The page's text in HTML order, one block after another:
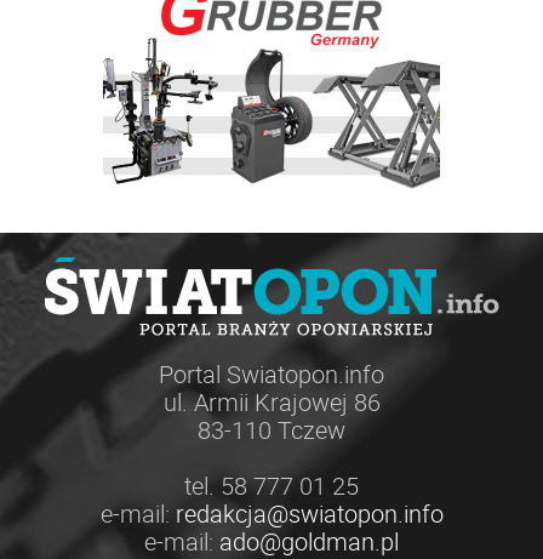
Portal Swiatopon.info
ul. Armii Krajowej 86
83-110 Tczew
tel. 58 777 01 25
e-mail: redakcja@swiatopon.info
e-mail: ado@goldman.pl